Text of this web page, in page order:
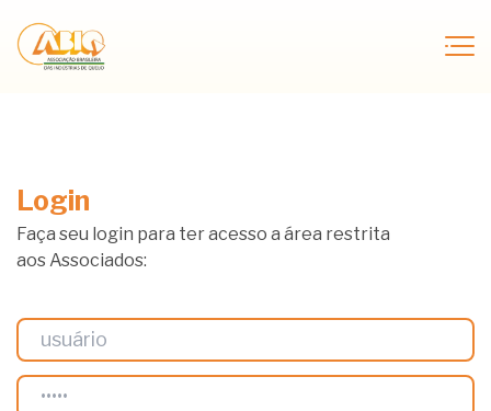
Login
Faça seu login para ter acesso a área restrita
aos Associados: